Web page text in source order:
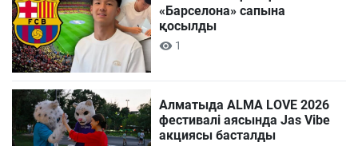
«Барселона» сапына
қосылды
1
Алматыда ALMA LOVE 2026
фестивалі аясында Jas Vibe
акциясы басталды